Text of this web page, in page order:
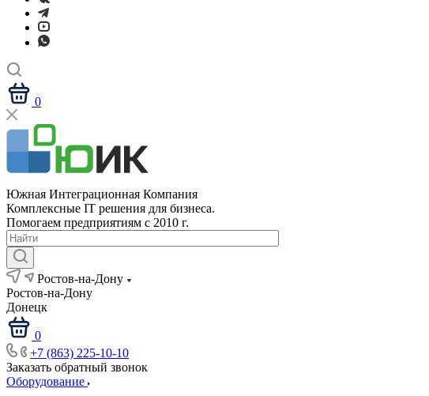
0
Южная Интеграционная Компания
Комплексные IT решения для бизнеса.
Помогаем предприятиям с 2010 г.
Ростов-на-Дону
Ростов-на-Дону
Донецк
0
+7 (863) 225-10-10
Заказать обратный звонок
Оборудование